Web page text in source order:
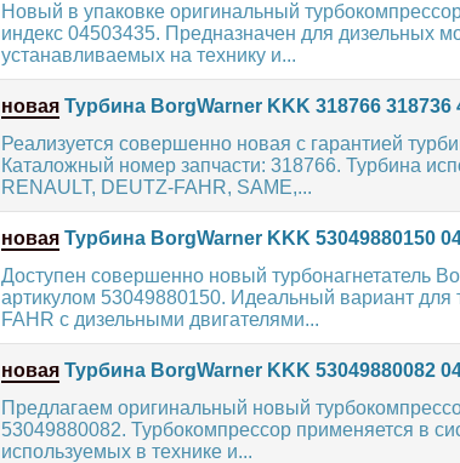
Новый в упаковке оригинальный
индекс 04503435. Предназначен для дизельных
устанавливаемых на технику и...
новая Турбина BorgWarner KKK 318766 318736
Реализуется совершенно новая с гарантией
Каталожный номер запчасти: 318766. Турбина
RENAULT, DEUTZ-FAHR, SAME,...
новая Турбина BorgWarner KKK 53049880150
Доступен совершенно новый турбонагнетатель
артикулом 53049880150. Идеальный вариант для
FAHR с дизельными двигателями...
новая Турбина BorgWarner KKK 53049880082
Предлагаем оригинальный новый
53049880082. Турбокомпрессор применяется в
используемых в технике и...